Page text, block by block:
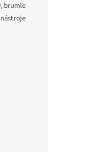
brumle